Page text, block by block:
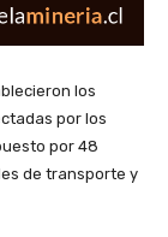
los
por los
por 48
de transporte y